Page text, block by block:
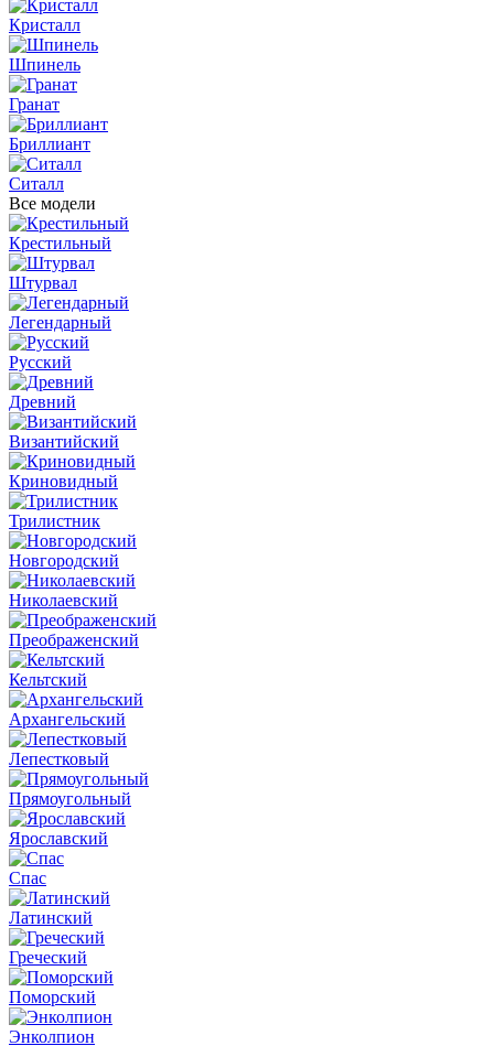
Кристалл
Шпинель
Гранат
Бриллиант
Ситалл
Все модели
Крестильный
Штурвал
Легендарный
Русский
Древний
Византийский
Криновидный
Трилистник
Новгородский
Николаевский
Преображенский
Кельтский
Архангельский
Лепестковый
Прямоугольный
Ярославский
Спас
Латинский
Греческий
Поморский
Энколпион